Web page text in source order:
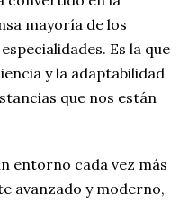
mayoría de los
Es la que
y la adaptabilidad
que nos están
entorno cada vez más
avanzado y moderno,